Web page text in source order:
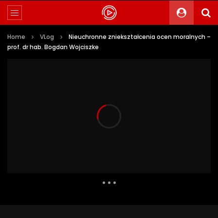
Home VLog
Nieuchronne zniekształcenia ocen moralnych –
prof. dr hab. Bogdan Wojciszke